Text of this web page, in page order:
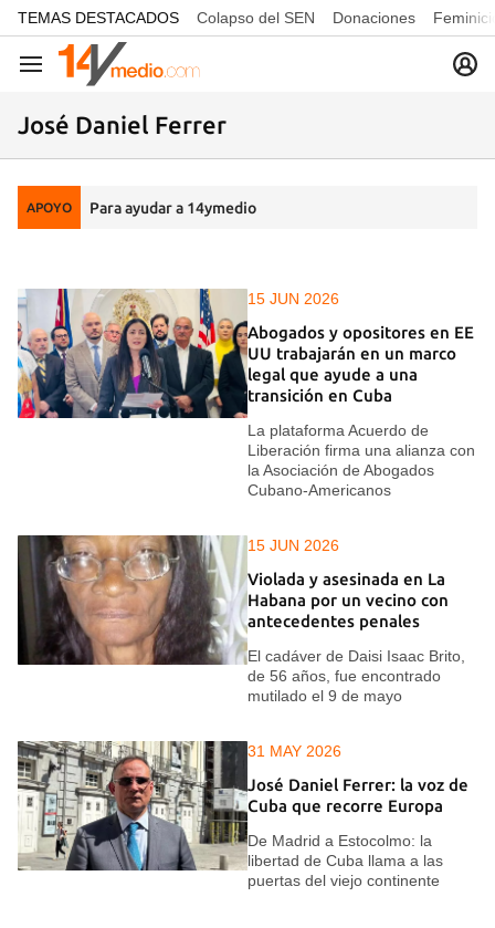
common.go-to-content
TEMAS DESTACADOS Colapso del SEN Donaciones
Navegación
José Daniel Ferrer
APOYO Para ayudar a 14ymedio
15 JUN 2026
Abogados y opositores en EE
UU trabajarán en un marco
legal que ayude a una
transición en Cuba
La plataforma Acuerdo de
Liberación firma una alianza con
la Asociación de Abogados
Cubano-Americanos
15 JUN 2026
Violada y asesinada en La
Habana por un vecino con
antecedentes penales
El cadáver de Daisi Isaac Brito,
de 56 años, fue encontrado
mutilado el 9 de mayo
31 MAY 2026
José Daniel Ferrer: la voz de
Cuba que recorre Europa
De Madrid a Estocolmo: la
libertad de Cuba llama a las
puertas del viejo continente